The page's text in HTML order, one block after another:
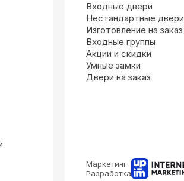
Входные двери
Нестандартные двери
Изготовление на заказ
Входные группы
Акции и скидки
Умные замки
Двери на заказ
Маркетинг
Разработка